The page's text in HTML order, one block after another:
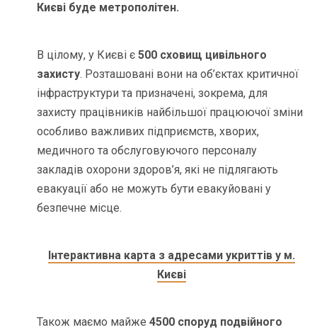
Києві буде метрополітен.
В цілому, у Києві є500 сховищ цивільного
захисту. Розташовані вони на об’єктах критичної
інфраструктури та призначені, зокрема, для
захисту працівників найбільшої працюючої зміни
особливо важливих підприємств, хворих,
медичного та обслуговуючого персоналу
закладів охорони здоров’я, які не підлягають
евакуації або не можуть бути евакуйовані у
безпечне місце.
Інтерактивна карта з адресами укриттів у м.
Києві
Також маємо майже4500 споруд подвійного